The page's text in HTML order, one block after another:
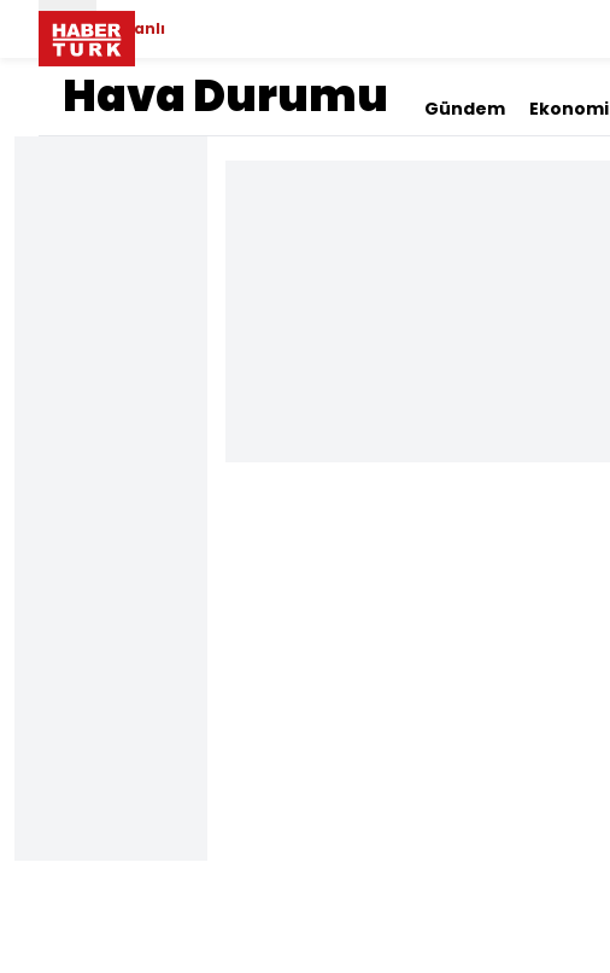
Canlı
Hava Durumu Gündem Ekonomi